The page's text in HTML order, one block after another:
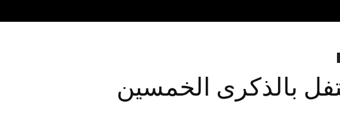
بالذكرى الخمسين